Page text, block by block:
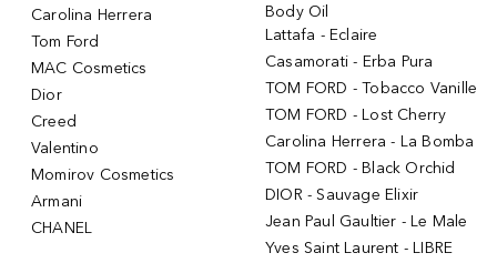
Carolina Herrera
Tom Ford
MAC Cosmetics
Dior
Creed
Valentino
Momirov Cosmetics
Armani
CHANEL
Body Oil
Lattafa - Eclaire
Casamorati - Erba Pura
TOM FORD - Tobacco Vanille
TOM FORD - Lost Cherry
Carolina Herrera - La Bomba
TOM FORD - Black Orchid
DIOR - Sauvage Elixir
Jean Paul Gaultier - Le Male
Yves Saint Laurent - LIBRE